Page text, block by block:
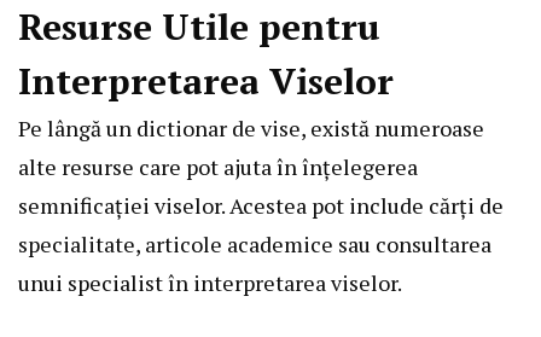
Resurse Utile pentru
Interpretarea Viselor
Pe lângă un dictionar de vise, există numeroase
alte resurse care pot ajuta în înțelegerea
semnificației viselor. Acestea pot include cărți de
specialitate, articole academice sau consultarea
unui specialist în interpretarea viselor.